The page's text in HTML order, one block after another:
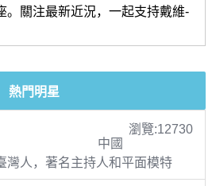
。關注最新近況，一起支持戴維-
熱門明星
瀏覽:12730
中國
灣人，著名主持人和平面模特